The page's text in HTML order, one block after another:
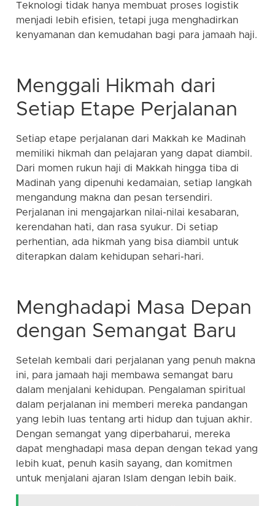
Teknologi tidak hanya membuat proses logistik
menjadi lebih efisien, tetapi juga menghadirkan
kenyamanan dan kemudahan bagi para jamaah haji.
Menggali Hikmah dari
Setiap Etape Perjalanan
Setiap etape perjalanan dari Makkah ke Madinah
memiliki hikmah dan pelajaran yang dapat diambil.
Dari momen rukun haji di Makkah hingga tiba di
Madinah yang dipenuhi kedamaian, setiap langkah
mengandung makna dan pesan tersendiri.
Perjalanan ini mengajarkan nilai-nilai kesabaran,
kerendahan hati, dan rasa syukur. Di setiap
perhentian, ada hikmah yang bisa diambil untuk
diterapkan dalam kehidupan sehari-hari.
Menghadapi Masa Depan
dengan Semangat Baru
Setelah kembali dari perjalanan yang penuh makna
ini, para jamaah haji membawa semangat baru
dalam menjalani kehidupan. Pengalaman spiritual
dalam perjalanan ini memberi mereka pandangan
yang lebih luas tentang arti hidup dan tujuan akhir.
Dengan semangat yang diperbaharui, mereka
dapat menghadapi masa depan dengan tekad yang
lebih kuat, penuh kasih sayang, dan komitmen
untuk menjalani ajaran Islam dengan lebih baik.